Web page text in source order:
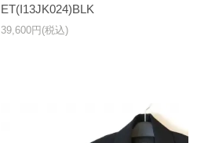
ET(I13JK024)BLK
39,600円(税込)